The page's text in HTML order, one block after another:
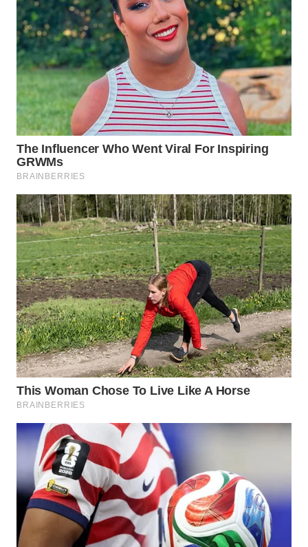
WN
LANGKAT
WN
TAPANULI
SELATAN
WN
TANJUNG
LESUNG
WN
KARO
WN
SIMALUNGUN
WN
LABUHANBATU
WN
TAPANULI
TENGAH
SERDANG
WN
TEBING
TINGGI